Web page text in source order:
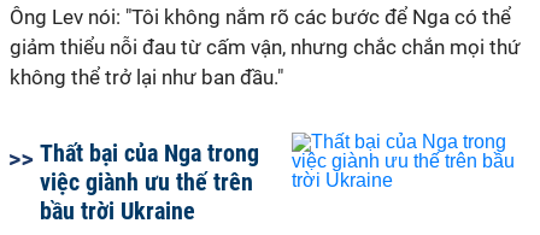
Ông Lev nói: "Tôi không nắm rõ các bước để Nga có thể
giảm thiểu nỗi đau từ cấm vận, nhưng chắc chắn mọi thứ
không thể trở lại như ban đầu."
Thất bại của Nga trong
việc giành ưu thế trên
bầu trời Ukraine